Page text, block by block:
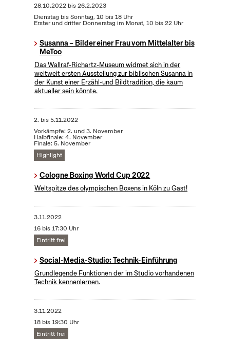
28.10.2022bis26.2.2023
Dienstag bis Sonntag, 10 bis 18 Uhr
Erster und dritter Donnerstag im Monat, 10 bis 22 Uhr
Susanna – Bilder einer Frau vom Mittelalter bis
MeToo
Das Wallraf-Richartz-Museum widmet sich in der
weltweit ersten Ausstellung zur biblischen Susanna in
der Kunst einer Erzähl-und Bildtradition, die kaum
aktueller sein könnte.
2. bis5.11.2022
Vorkämpfe: 2. und 3. November
Halbfinale: 4. November
Finale: 5. November
Highlight
Cologne Boxing World Cup 2022
Weltspitze des olympischen Boxens in Köln zu Gast!
3.11.2022
16 bis 17:30 Uhr
Eintritt frei
Social-Media-Studio: Technik-Einführung
Grundlegende Funktionen der im Studio vorhandenen
Technik kennenlernen.
3.11.2022
18 bis 19:30 Uhr
Eintritt frei